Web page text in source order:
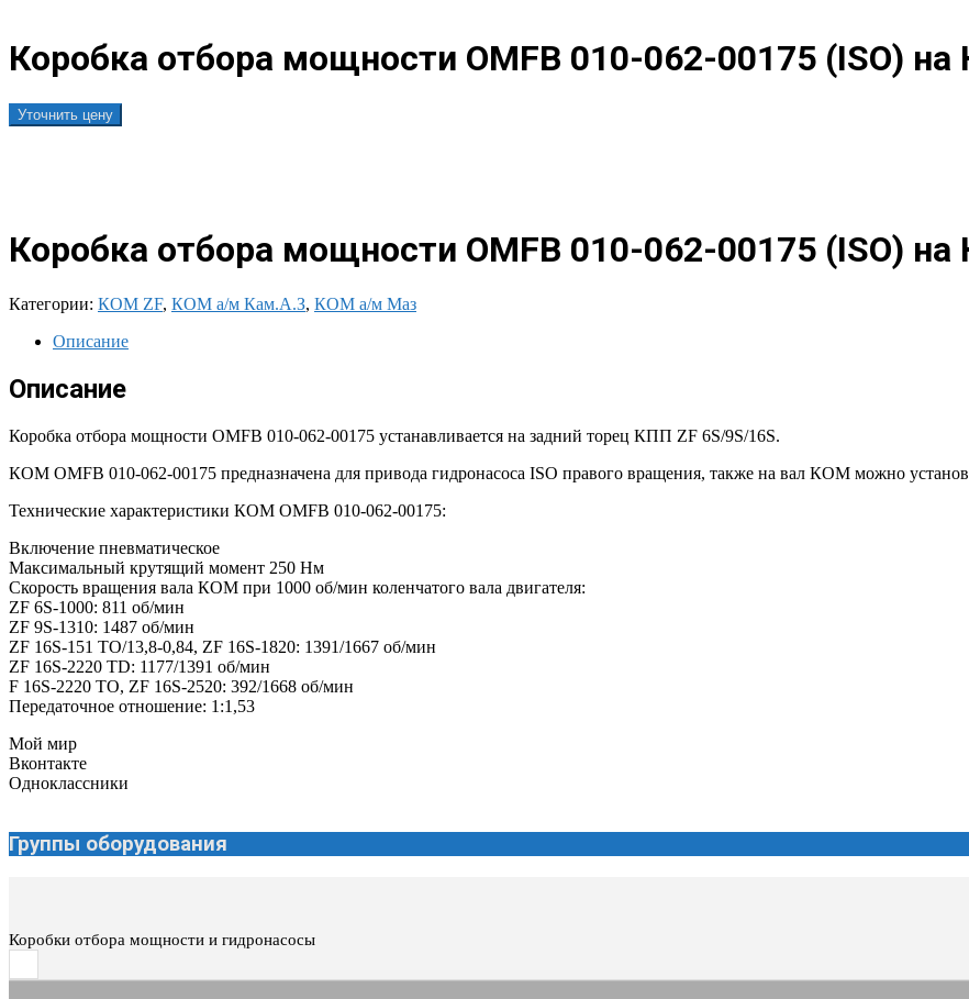
Коробка отбора мощности OMFB 010-062-00175 (ISO)
Уточнить цену
Коробка отбора мощности OMFB 010-062-00175 (ISO)
Категории: КОМ ZF, КОМ а/м Кам.А.З, КОМ а/м Маз
Описание
Описание
Коробка отбора мощности OMFB 010-062-00175 устанавливается на задний торец КПП ZF 6S/9S/16S.
КОМ OMFB 010-062-00175 предназначена для привода гидронасоса ISO правого вращения, также на вал КОМ можно
Технические характеристики КОМ OMFB 010-062-00175:
Включение пневматическое
Максимальный крутящий момент 250 Нм
Скорость вращения вала КОМ при 1000 об/мин коленчатого вала двигателя:
ZF 6S-1000: 811 об/мин
ZF 9S-1310: 1487 об/мин
ZF 16S-151 TO/13,8-0,84, ZF 16S-1820: 1391/1667 об/мин
ZF 16S-2220 TD: 1177/1391 об/мин
F 16S-2220 TO, ZF 16S-2520: 392/1668 об/мин
Передаточное отношение: 1:1,53
Мой мир
Вконтакте
Одноклассники
Группы оборудования
Коробки отбора мощности и гидронасосы